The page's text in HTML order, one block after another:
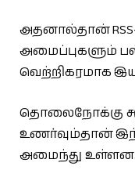
அதனால்தான்
அமைப்புகளும்
வெற்றிகரமாக
தொலைநோக்கு
உணர்வும்தான்
அமைந்து உள்ளன.